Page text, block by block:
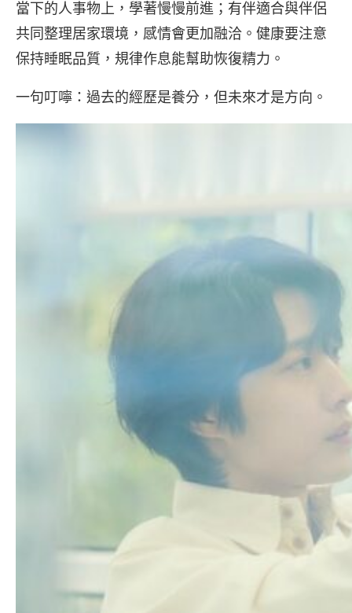
當下的人事物上，學著慢慢前進；有伴適合與伴侶
共同整理居家環境，感情會更加融洽。健康要注意
保持睡眠品質，規律作息能幫助恢復精力。
一句叮嚀：過去的經歷是養分，但未來才是方向。